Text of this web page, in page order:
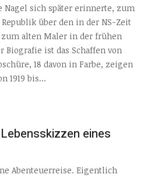
Nagel sich später erinnerte, zum
über den in der NS-Zeit
alten Maler in der frühen
Biografie ist das Schaffen von
18 davon in Farbe, zeigen
1919 bis...
eines
Abenteuerreise. Eigentlich